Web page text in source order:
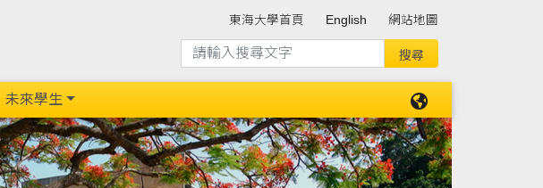
東海大學首頁 English 網站地圖
未來學生